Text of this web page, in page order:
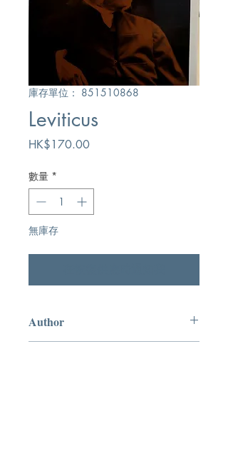
庫存單位： 851510868
Leviticus
HK$170.00價
數量 *
無庫存
Author